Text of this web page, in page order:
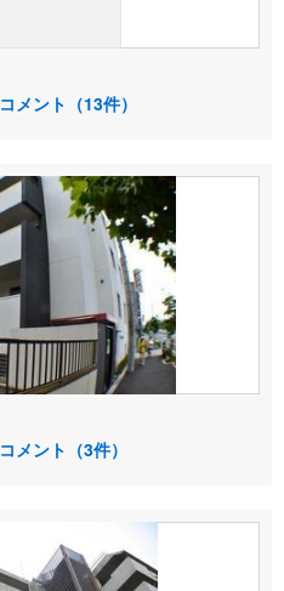
コメント（13件）
コメント（3件）